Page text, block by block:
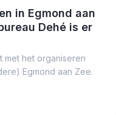
in Egmond aan
Dehé is er
met het organiseren
Egmond aan Zee.